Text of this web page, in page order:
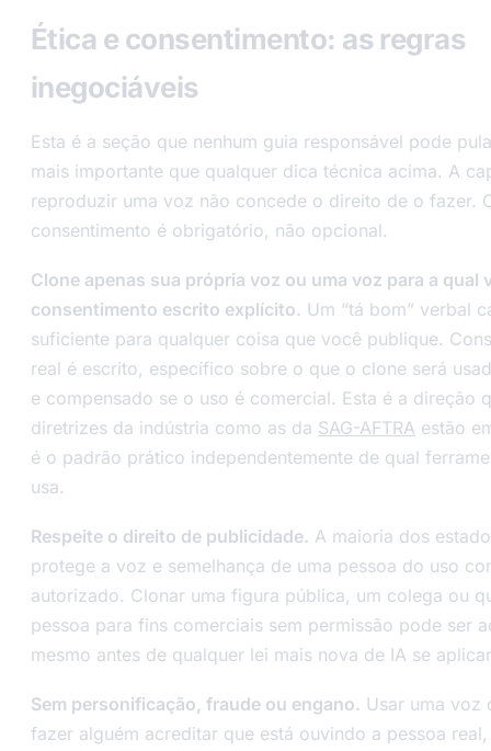
Ética e consentimento: as regras
inegociáveis
Esta é a seção que nenhum guia responsável pode
mais importante que qualquer dica técnica acima. A
reproduzir uma voz não concede o direito de o fazer.
consentimento é obrigatório, não opcional.
Clone apenas sua própria voz ou uma voz para a qual
consentimento escrito explícito. Um “tá bom” verbal
suficiente para qualquer coisa que você publique.
real é escrito, específico sobre o que o clone será
e compensado se o uso é comercial. Esta é a direção
diretrizes da indústria como as da SAG-AFTRA estão
é o padrão prático independentemente de qual
usa.
Respeite o direito de publicidade. A maioria dos
protege a voz e semelhança de uma pessoa do uso
autorizado. Clonar uma figura pública, um colega ou
pessoa para fins comerciais sem permissão pode ser
mesmo antes de qualquer lei mais nova de IA se
Sem personificação, fraude ou engano. Usar uma voz
fazer alguém acreditar que está ouvindo a pessoa